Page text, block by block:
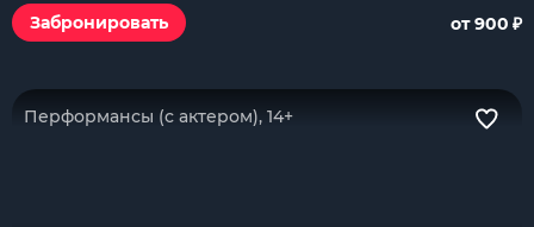
Забронировать от 900 ₽
Перформансы (с актером), 14+